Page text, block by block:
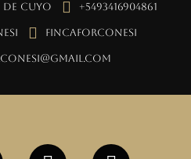
de Cuyo +5493416904861
fincaforconesi